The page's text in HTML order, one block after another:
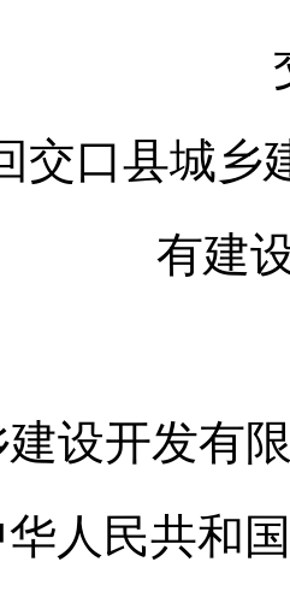
交口县城乡
有建
设开发有
人民共和